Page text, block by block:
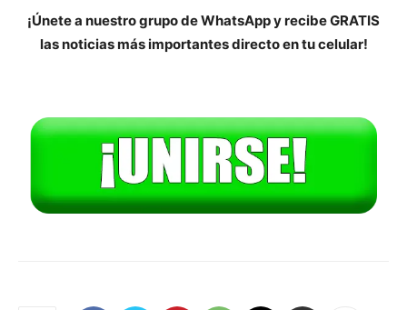
¡Únete a nuestro grupo de WhatsApp y recibe GRATIS
las noticias más importantes directo en tu celular!